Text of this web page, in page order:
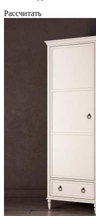
Рассчитать